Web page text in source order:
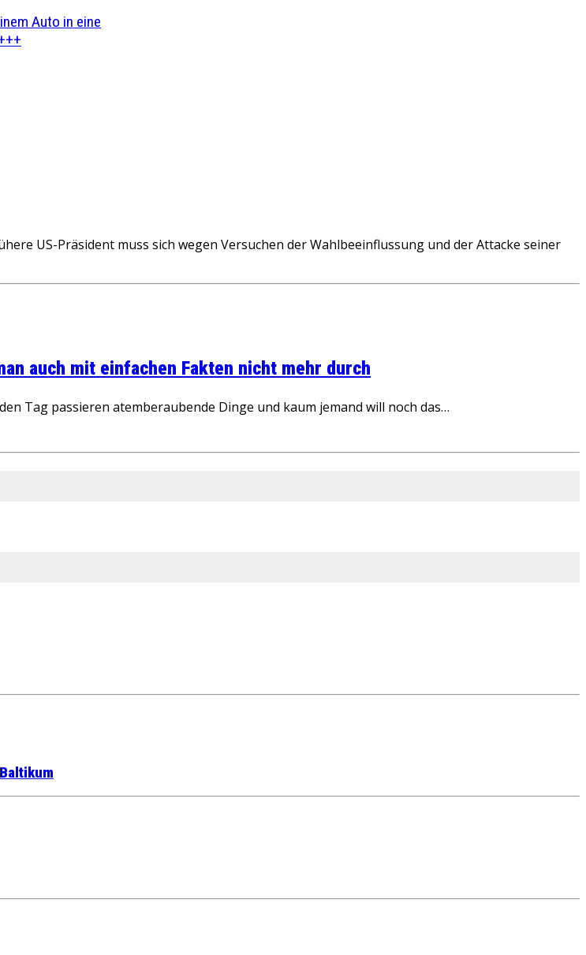
Auto in eine
US-Präsident muss sich wegen Versuchen der Wahlbeeinflussung und der Attacke seiner
auch mit einfachen Fakten nicht mehr durch
Tag passieren atemberaubende Dinge und kaum jemand will noch das…